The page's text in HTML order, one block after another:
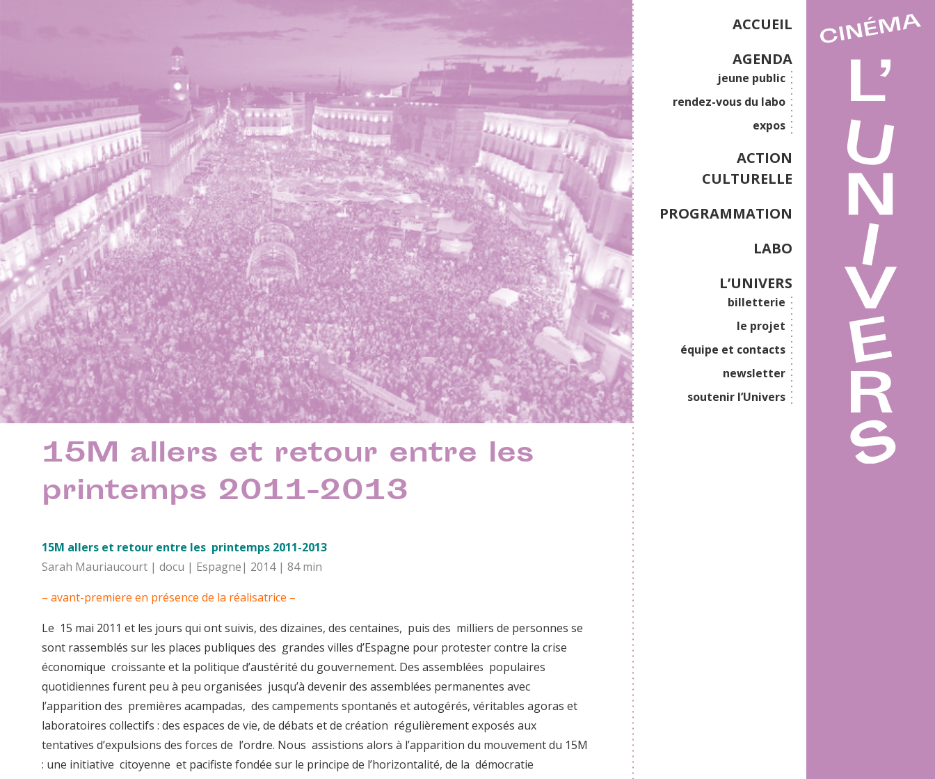
ACCUEIL
AGENDA
jeune public
rendez-vous du labo
expos
ACTION
CULTURELLE
PROGRAMMATION
LABO
L’UNIVERS
billetterie
le projet
équipe et contacts
newsletter
soutenir l’Univers
15M allers et retour entre les
printemps 2011-2013
15M allers et retour entre les printemps 2011-2013
Sarah Mauriaucourt | docu | Espagne| 2014 | 84 min
– avant-premiere en présence de la réalisatrice –
Le 15 mai 2011 et les jours qui ont suivis, des dizaines, des centaines, puis des milliers de personnes se
sont rassemblés sur les places publiques des grandes villes d’Espagne pour protester contre la crise
économique croissante et la politique d’austérité du gouvernement. Des assemblées populaires
quotidiennes furent peu à peu organisées jusqu’à devenir des assemblées permanentes avec
l’apparition des premières acampadas, des campements spontanés et autogérés, véritables agoras et
laboratoires collectifs : des espaces de vie, de débats et de création régulièrement exposés aux
tentatives d’expulsions des forces de l’ordre. Nous assistions alors à l’apparition du mouvement du 15M
: une initiative citoyenne et pacifiste fondée sur le principe de l’horizontalité, de la démocratie